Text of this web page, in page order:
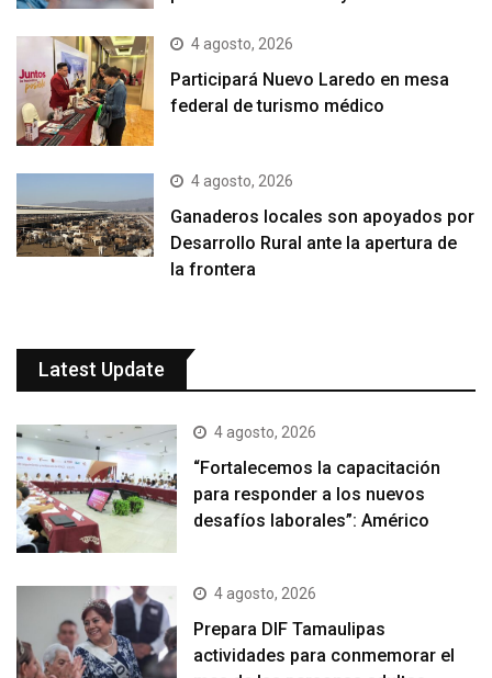
4 agosto, 2026
Participará Nuevo Laredo en mesa
federal de turismo médico
4 agosto, 2026
Ganaderos locales son apoyados por
Desarrollo Rural ante la apertura de
la frontera
Latest Update
4 agosto, 2026
“Fortalecemos la capacitación
para responder a los nuevos
desafíos laborales”: Américo
4 agosto, 2026
Prepara DIF Tamaulipas
actividades para conmemorar el